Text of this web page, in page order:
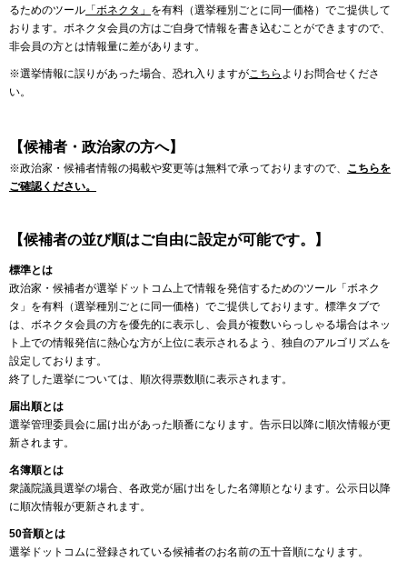
るためのツール 「ボネクタ」 を有料（選挙種別ごとに同一価格）でご提供して
おります。ボネクタ会員の方はご自身で情報を書き込むことができますので、
非会員の方とは情報量に差があります。
※選挙情報に誤りがあった場合、恐れ入りますがこちら よりお問合せくださ
い。
【候補者・政治家の方へ】
※政治家・候補者情報の掲載や変更等は無料で承っておりますので、 こちらを
ご確認ください。
【候補者の並び順はご自由に設定が可能です。】
標準とは
政治家・候補者が選挙ドットコム上で情報を発信するためのツール「ボネク
タ」を有料（選挙種別ごとに同一価格）でご提供しております。標準タブで
は、ボネクタ会員の方を優先的に表示し、会員が複数いらっしゃる場合はネッ
ト上での情報発信に熱心な方が上位に表示されるよう、独自のアルゴリズムを
設定しております。
終了した選挙については、順次得票数順に表示されます。
届出順とは
選挙管理委員会に届け出があった順番になります。告示日以降に順次情報が更
新されます。
名簿順とは
衆議院議員選挙の場合、各政党が届け出をした名簿順となります。公示日以降
に順次情報が更新されます。
50音順とは
選挙ドットコムに登録されている候補者のお名前の五十音順になります。